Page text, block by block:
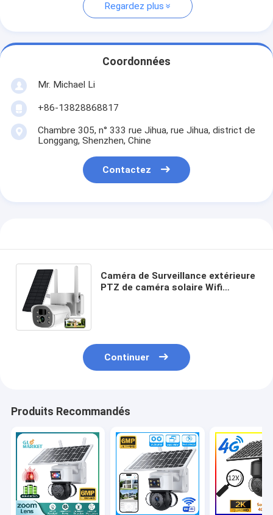
Regardez plus
Coordonnées
Mr. Michael Li
+86-13828868817
Chambre 305, n° 333 rue Jihua, rue Jihua, district de
Longgang, Shenzhen, Chine
Contactez
Caméra de Surveillance extérieure
PTZ de caméra solaire Wifi
Continuer
Produits Recommandés